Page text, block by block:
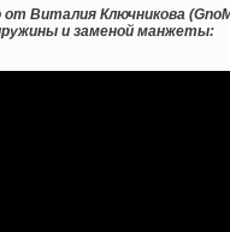
Виталия Ключникова
и заменой манжеты: